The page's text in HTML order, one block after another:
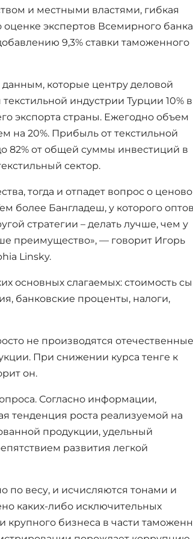
и местными властями, гибкая
экспертов Всемирного
9,3% ставки таможенного
которые центру деловой
индустрии Турции 10% в
экспорта страны. Ежегодно объем
на 20%. Прибыль от текстильной
82% от общей суммы инвестиций в
сектор.
тогда и отпадет вопрос о
более Бангладеш, у которого
стратегии – делать лучше, чем у
преимущество», — говорит Игорь
Linsky.
основных слагаемых: стоимость
банковские проценты, налоги,
не производятся отечественные
При снижении курса тенге к
он.
Согласно информации,
тенденция роста реализуемой на
продукции, удельный
развития легкой
по весу, и исчисляются тонами и
каких-либо исключительных
крупного бизнеса в части